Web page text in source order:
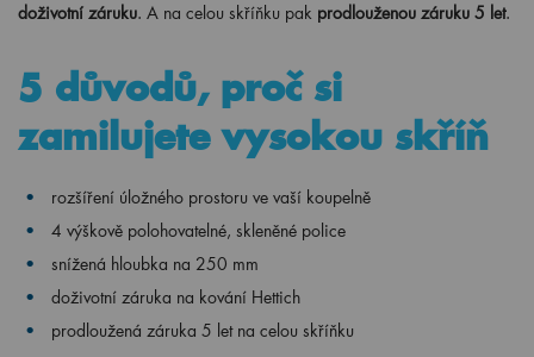
doživotní záruku. A na celou skříňku pak prodlouženou záruku 5 let.
5 důvodů, proč si
zamilujete vysokou skříň
rozšíření úložného prostoru ve vaší koupelně
4 výškově polohovatelné, skleněné police
snížená hloubka na 250 mm
doživotní záruka na kování Hettich
prodloužená záruka 5 let na celou skříňku